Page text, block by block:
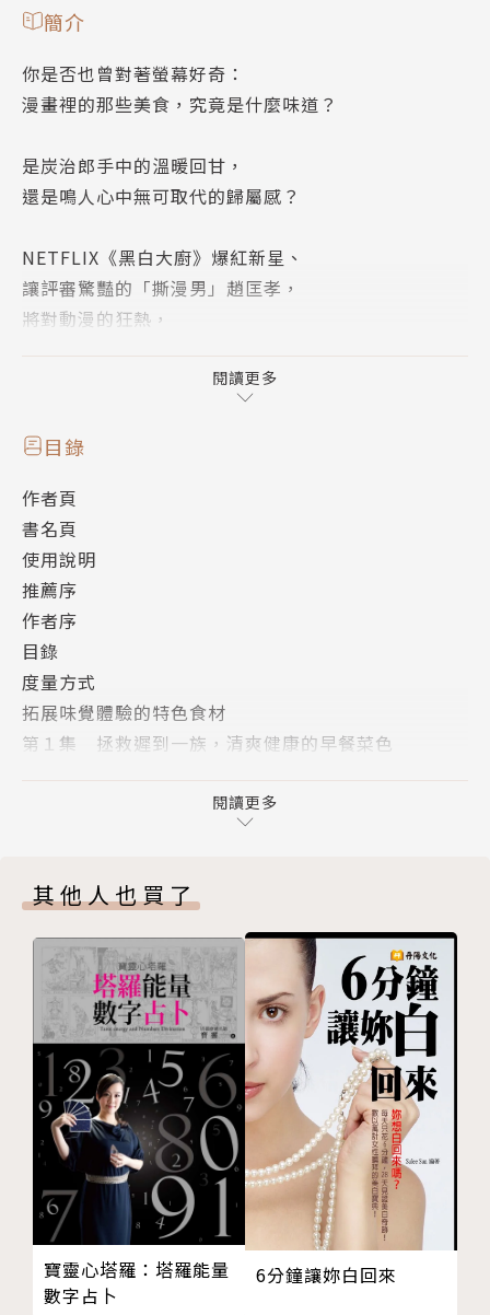
簡介
你是否也曾對著螢幕好奇：
漫畫裡的那些美食，究竟是什麼味道？
是炭治郎手中的溫暖回甘，
還是鳴人心中無可取代的歸屬感？
NETFLIX《黑白大廚》爆紅新星、
讓評審驚豔的「撕漫男」趙匡孝，
將對動漫的狂熱，
他將那些存在於次元壁另一端的想像，
轉化為餐桌上最具衝擊力的美味。
精選 30 道既別出心裁又簡單好上手的絕妙食譜，
精準狙擊每一位動漫狂粉的挑剔味蕾！
「這不僅是一本傳授烹飪步驟的食譜書，
它更像是一位「宅宅主廚」的料理實驗筆記。
在這裡各位將會看見我讀了哪些有趣的漫畫、
對哪些料理產生了遐想，以及我是如何構思食譜，
讓這些二次元美食在日常生活中也能輕鬆且有趣地呈
｜精選菜單：這一次，換你來品嚐｜
▶︎撫慰人心： 《鬼滅之刃》炭治郎的山藥泥烏龍麵
▶︎跨界創意： 《食戟之靈》城一郎的究極豆漿拉麵
▶︎重磅話題： 《鏈鋸人》充滿愛（？）的梅子奶油乳
酪醬
▶︎視覺震撼： 《咒術迴戰》宿儺手指風味酸辣鳳爪
▶︎經典不敗： 《火影忍者》鳴人最愛的一樂拉麵
｜本書特色｜
【黑白大廚幕後】：趙匡孝主廚對「撕漫男」封號的獨
到見解與料理哲學。
【超高還原度】：從視覺到口味，精準重現動漫名場景
的感動。
閱讀更多
目錄
作者頁
書名頁
使用說明
推薦序
作者序
目錄
度量方式
拓展味覺體驗的特色食材
第１集 拯救遲到一族，清爽健康的早餐菜色
檸香鯖魚蕎麥麵─《食戟之香吉士》
★料理番外篇：中場休息之美食輕鬆煮
山葵納豆吐司與披薩─《我們這一家》
古巴漢堡─《今天來點漢堡吧！》
第２集 肚子在咕嚕咕嚕叫了！我最愛的回血料理
山藥泥烏龍麵─《鬼滅之刃》
異世界香腸燉菜─《擁有超常技能的異世界流浪美食
家》
祕製醬汁與傳說中的炒麵─《蠟筆小新劇場版：超級美
味！Ｂ級美食大逃亡》
法式多蜜醬燴飯─《紺田照的合法食譜》
牛腱湯飯─《與零廚藝妖精共度遊牧生活》
★料理番外篇：中場休息之美食輕鬆煮
ＣＰ值之神，一樂拉麵─《火影忍者》
專賣店等級咖哩─《妙手小廚師》
閱讀更多
其他人也買了
寶靈心塔羅：塔羅能量
數字占卜
6分鐘讓妳白回來